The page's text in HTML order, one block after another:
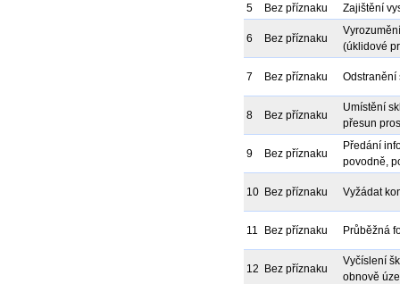
5
Bez příznaku Zajištění
6 Bez příznaku
(úklidové
7 Bez příznaku Odstranění
8 Bez příznaku
Umístění
přesun
9 Bez příznaku
Předání
povodně,
10 Bez příznaku Vyžádat
11 Bez příznaku Průběžná
12 Bez příznaku
Vyčíslení
obnově